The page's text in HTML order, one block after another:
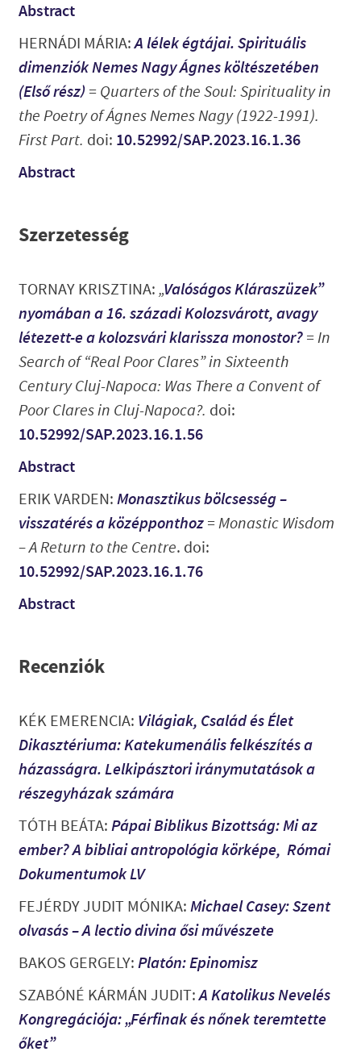
Abstract
HERNÁDI MÁRIA:A lélek égtájai. Spirituális
dimenziók Nemes Nagy Ágnes költészetében
(Első rész)= Quarters of the Soul: Spirituality in
the Poetry of Ágnes Nemes Nagy (1922-1991).
First Part. doi: 10.52992/SAP.2023.16.1.36
Abstract
Szerzetesség
TORNAY KRISZTINA: „Valóságos Kláraszüzek”
nyomában a 16. századi Kolozsvárott, avagy
létezett-e a kolozsvári klarissza monostor?=In
Search of “Real Poor Clares” in Sixteenth
Century Cluj-Napoca: Was There a Convent of
Poor Clares in Cluj-Napoca?. doi:
10.52992/SAP.2023.16.1.56
Abstract
ERIK VARDEN: Monasztikus bölcsesség –
visszatérés a középponthoz=Monastic Wisdom
– A Return to the Centre. doi:
10.52992/SAP.2023.16.1.76
Abstract
Recenziók
KÉK EMERENCIA: Világiak, Család és Élet
Dikasztériuma: Katekumenális felkészítés a
házasságra. Lelkipásztori iránymutatások a
részegyházak számára
TÓTH BEÁTA: Pápai Biblikus Bizottság: Mi az
ember? A bibliai antropológia körképe, Római
Dokumentumok LV
FEJÉRDY JUDIT MÓNIKA: Michael Casey: Szent
olvasás – A lectio divina ősi művészete
BAKOS GERGELY: Platón: Epinomisz
SZABÓNÉ KÁRMÁN JUDIT:A Katolikus Nevelés
Kongregációja: „Férfinak és nőnek teremtette
őket”